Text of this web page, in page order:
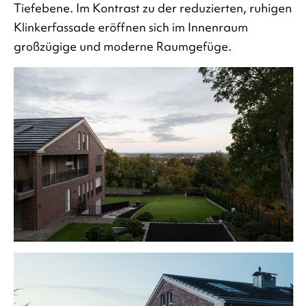
Tiefebene. Im Kontrast zu der reduzierten, ruhigen
Klinkerfassade eröffnen sich im Innenraum
großzügige und moderne Raumgefüge.